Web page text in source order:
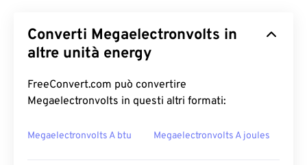
Converti Megaelectronvolts in
altre unità energy
FreeConvert.com può convertire
Megaelectronvolts in questi altri formati:
Megaelectronvolts A btu Megaelectronvolts A joules